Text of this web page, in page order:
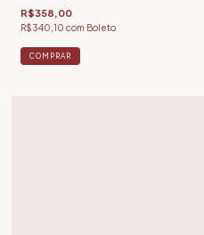
R$358,00
R$340,10 com Boleto
COMPRAR